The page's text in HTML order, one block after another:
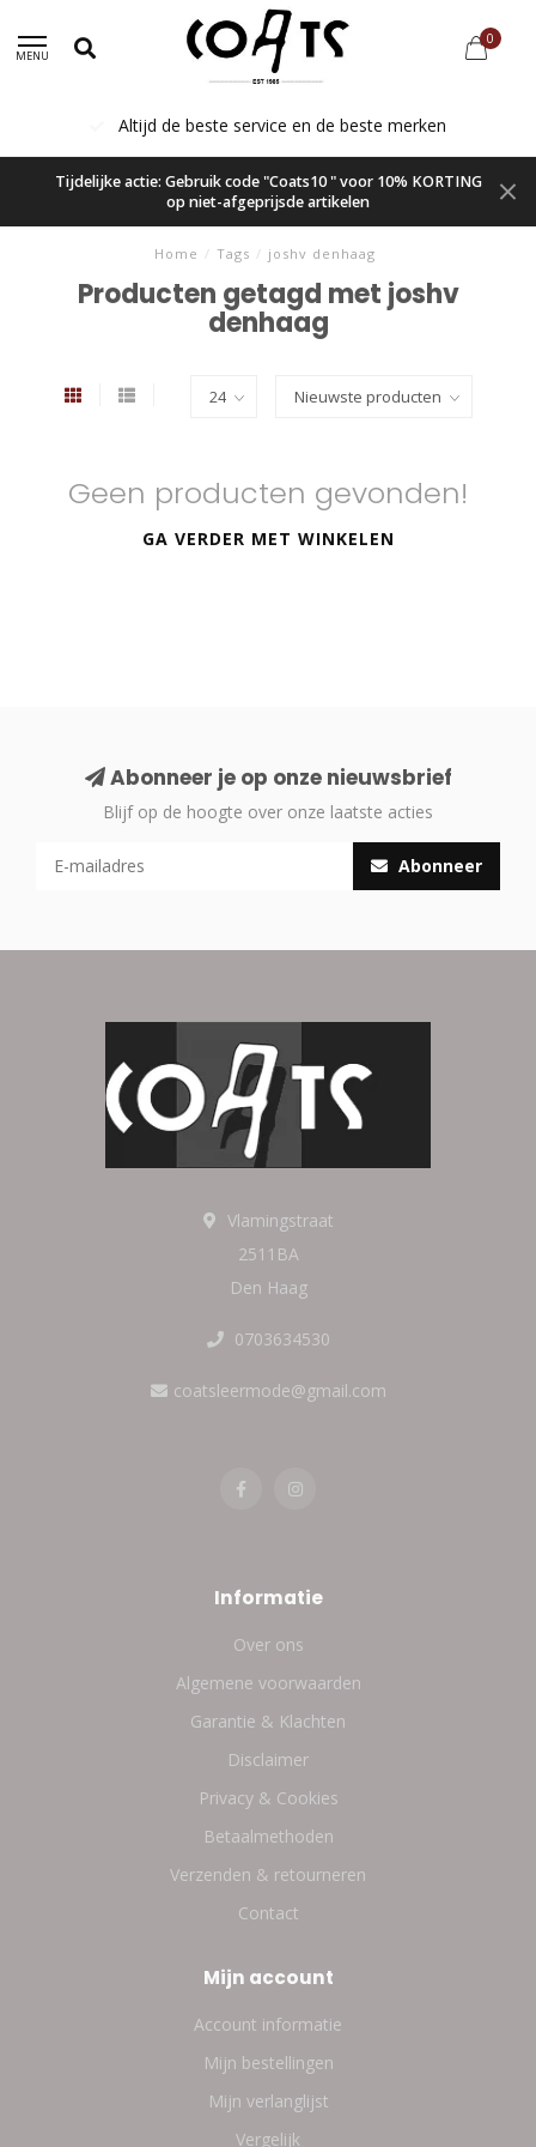
MENU
0
Altijd de beste service en de beste merken
Tijdelijke actie: Gebruik code "Coats10 " voor 10% KORTING
op niet-afgeprijsde artikelen
Home / Tags / joshv denhaag
Producten getagd met joshv
denhaag
Geen producten gevonden!
GA VERDER MET WINKELEN
Abonneer je op onze nieuwsbrief
Blijf op de hoogte over onze laatste acties
Abonneer
Vlamingstraat
2511BA
Den Haag
0703634530
coatsleermode@gmail.com
Informatie
Over ons
Algemene voorwaarden
Garantie & Klachten
Disclaimer
Privacy & Cookies
Betaalmethoden
Verzenden & retourneren
Contact
Mijn account
Account informatie
Mijn bestellingen
Mijn verlanglijst
Vergelijk